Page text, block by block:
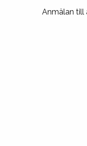
Anmälan till